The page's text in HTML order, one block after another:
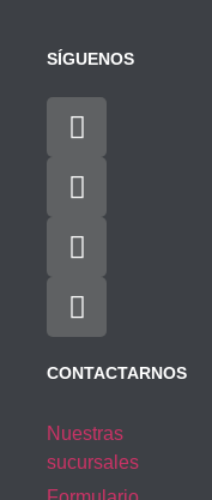
SÍGUENOS
CONTACTARNOS
Nuestras
sucursales